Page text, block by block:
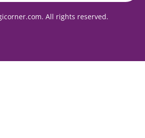
All rights reserved.